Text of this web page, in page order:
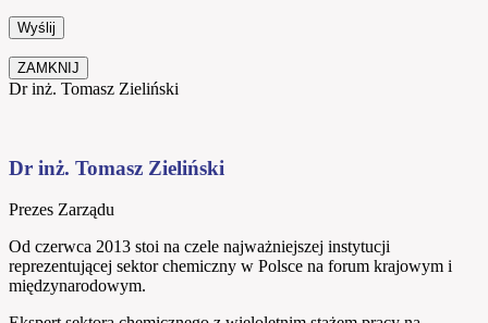
ZAMKNIJ
Dr inż. Tomasz Zieliński
Dr inż. Tomasz Zieliński
Prezes Zarządu
Od czerwca 2013 stoi na czele najważniejszej instytucji
reprezentującej sektor chemiczny w Polsce na forum krajowym i
międzynarodowym.